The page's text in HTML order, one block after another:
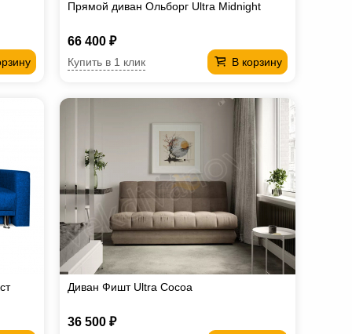
Прямой диван Ольборг Ultra Midnight
66 400 ₽
В корзину
Купить в 1 клик
Диван Фишт Ultra Cocoa
36 500 ₽